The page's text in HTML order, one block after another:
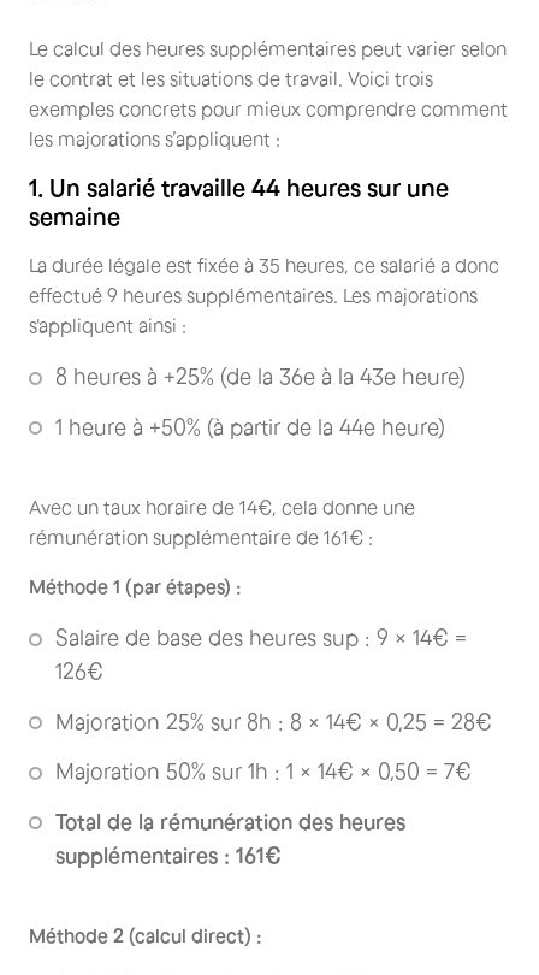
Le calcul des heures supplémentaires peut varier selon
le contrat et les situations de travail. Voici trois
exemples concrets pour mieux comprendre comment
les majorations s’appliquent :
1. Un salarié travaille 44 heures sur une
semaine
La durée légale est fixée à 35 heures, ce salarié a donc
effectué 9 heures supplémentaires. Les majorations
s'appliquent ainsi :
8 heures à +25% (de la 36e à la 43e heure)
1 heure à +50% (à partir de la 44e heure)
Avec un taux horaire de 14€, cela donne une
rémunération supplémentaire de 161€ :
Méthode 1 (par étapes) :
Salaire de base des heures sup : 9 × 14€ =
126€
Majoration 25% sur 8h : 8 × 14€ × 0,25 = 28€
Majoration 50% sur 1h : 1 × 14€ × 0,50 = 7€
Total de la rémunération des heures
supplémentaires : 161€
Méthode 2 (calcul direct) :